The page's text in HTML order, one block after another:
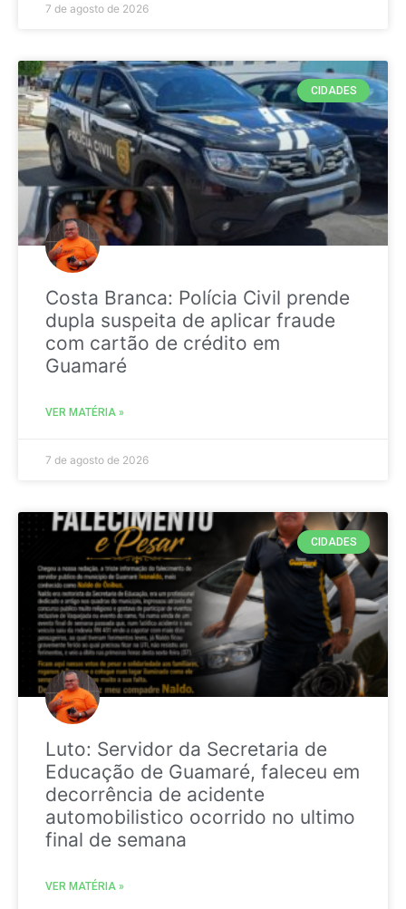
7 de agosto de 2026
CIDADES
Costa Branca: Polícia Civil prende
dupla suspeita de aplicar fraude
com cartão de crédito em
Guamaré
VER MATÉRIA »
7 de agosto de 2026
CIDADES
Luto: Servidor da Secretaria de
Educação de Guamaré, faleceu em
decorrência de acidente
automobilistico ocorrido no ultimo
final de semana
VER MATÉRIA »